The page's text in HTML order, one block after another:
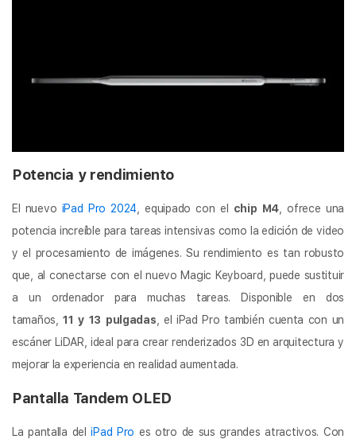
Potencia y rendimiento
El nuevo iPad Pro 2024 , equipado con el chip M4 , ofrece una
potencia increíble para tareas intensivas como la edición de video
y el procesamiento de imágenes. Su rendimiento es tan robusto
que, al conectarse con el nuevo Magic Keyboard, puede sustituir
a un ordenador para muchas tareas. Disponible en dos
tamaños,
11 y 13 pulgadas , el iPad Pro también cuenta con un
escáner LiDAR, ideal para crear renderizados 3D en arquitectura y
mejorar la experiencia en realidad aumentada.
Pantalla Tandem OLED
La pantalla deliPad Pro es otro de sus grandes atractivos. Con